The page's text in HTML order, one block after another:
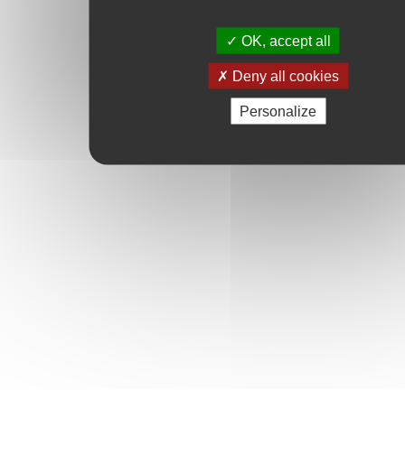
OK, accept all
Deny all cookies
Personalize